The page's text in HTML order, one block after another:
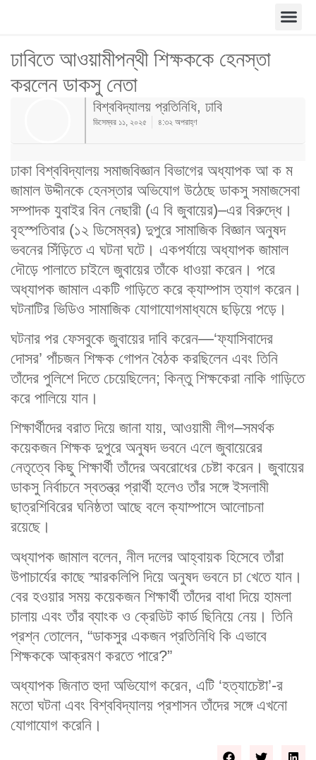
ঢাবিতে আওয়ামীপন্থী শিক্ষককে হেনস্তা
করলেন ডাকসু নেতা
বিশ্ববিদ্যালয় প্রতিনিধি, ঢাবি
ডিসেম্বর ১১, ২০২৫ ৪:৩২ অপরাহ্ণ
ঢাকা বিশ্ববিদ্যালয় সমাজবিজ্ঞান বিভাগের অধ্যাপক আ ক ম
জামাল উদ্দীনকে হেনস্তার অভিযোগ উঠেছে ডাকসু সমাজসেবা
সম্পাদক যুবাইর বিন নেছারী (এ বি জুবায়ের)–এর বিরুদ্ধে।
বৃহস্পতিবার (১২ ডিসেম্বর) দুপুরে সামাজিক বিজ্ঞান অনুষদ
ভবনের সিঁড়িতে এ ঘটনা ঘটে। একপর্যায়ে অধ্যাপক জামাল
দৌড়ে পালাতে চাইলে জুবায়ের তাঁকে ধাওয়া করেন। পরে
অধ্যাপক জামাল একটি গাড়িতে করে ক্যাম্পাস ত্যাগ করেন।
ঘটনাটির ভিডিও সামাজিক যোগাযোগমাধ্যমে ছড়িয়ে পড়ে।
ঘটনার পর ফেসবুকে জুবায়ের দাবি করেন—‘ফ্যাসিবাদের
দোসর’ পাঁচজন শিক্ষক গোপন বৈঠক করছিলেন এবং তিনি
তাঁদের পুলিশে দিতে চেয়েছিলেন; কিন্তু শিক্ষকেরা নাকি গাড়িতে
করে পালিয়ে যান।
শিক্ষার্থীদের বরাত দিয়ে জানা যায়, আওয়ামী লীগ–সমর্থক
কয়েকজন শিক্ষক দুপুরে অনুষদ ভবনে এলে জুবায়েরের
নেতৃত্বে কিছু শিক্ষার্থী তাঁদের অবরোধের চেষ্টা করেন। জুবায়ের
ডাকসু নির্বাচনে স্বতন্ত্র প্রার্থী হলেও তাঁর সঙ্গে ইসলামী
ছাত্রশিবিরের ঘনিষ্ঠতা আছে বলে ক্যাম্পাসে আলোচনা
রয়েছে।
অধ্যাপক জামাল বলেন, নীল দলের আহ্বায়ক হিসেবে তাঁরা
উপাচার্যের কাছে স্মারকলিপি দিয়ে অনুষদ ভবনে চা খেতে যান।
বের হওয়ার সময় কয়েকজন শিক্ষার্থী তাঁদের বাধা দিয়ে হামলা
চালায় এবং তাঁর ব্যাংক ও ক্রেডিট কার্ড ছিনিয়ে নেয়। তিনি
প্রশ্ন তোলেন, “ডাকসুর একজন প্রতিনিধি কি এভাবে
শিক্ষককে আক্রমণ করতে পারে?”
অধ্যাপক জিনাত হুদা অভিযোগ করেন, এটি ‘হত্যাচেষ্টা’-র
মতো ঘটনা এবং বিশ্ববিদ্যালয় প্রশাসন তাঁদের সঙ্গে এখনো
যোগাযোগ করেনি।